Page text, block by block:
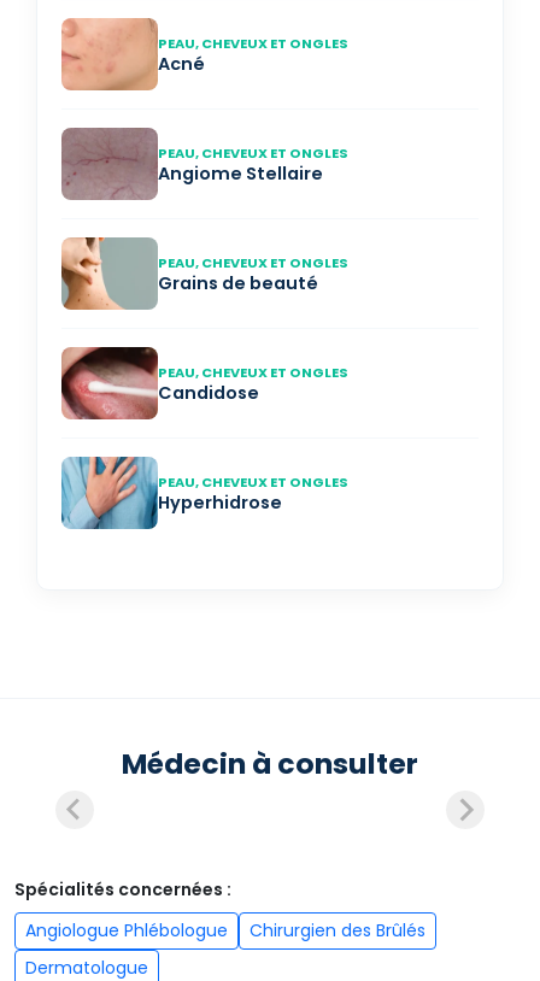
PEAU, CHEVEUX ET ONGLES
Acné
PEAU, CHEVEUX ET ONGLES
Angiome Stellaire
PEAU, CHEVEUX ET ONGLES
Grains de beauté
PEAU, CHEVEUX ET ONGLES
Candidose
PEAU, CHEVEUX ET ONGLES
Hyperhidrose
Médecin à consulter
Spécialités concernées :
Angiologue Phlébologue
Chirurgien des Brûlés
Dermatologue